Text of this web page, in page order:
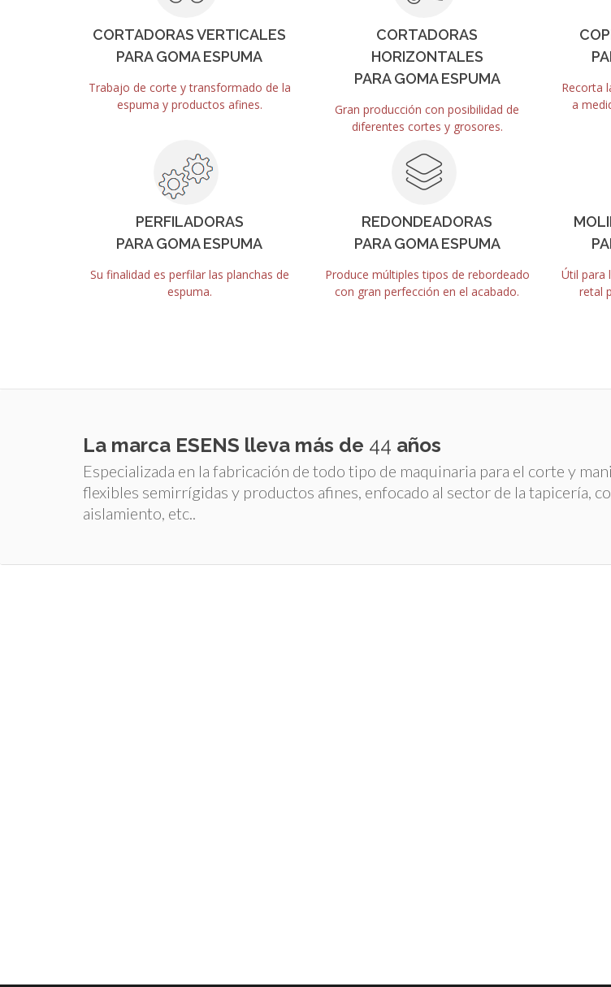
CORTADORAS VERTICALES
PARA GOMA ESPUMA
Trabajo de corte y transformado de la
espuma y productos afines.
CORTADORAS
HORIZONTALES
PARA GOMA ESPUMA
Gran producción con posibilidad de
diferentes cortes y grosores.
Recorta
a
PERFILADORAS
PARA GOMA ESPUMA
Su finalidad es perfilar las planchas de
espuma.
REDONDEADORAS
PARA GOMA ESPUMA
Produce múltiples tipos de rebordeado
con gran perfección en el acabado.
Útil para
retal
La marca ESENS lleva más de 50 años
Especializada en la fabricación de todo tipo de maquinaria para el corte y
flexibles semirrígidas y productos afines, enfocado al sector de la tapicería,
aislamiento, etc..